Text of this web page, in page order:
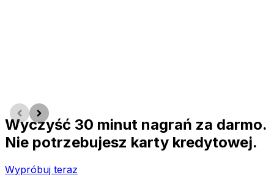
Wyczyść 30 minut nagrań za darmo.
Nie potrzebujesz karty kredytowej.
Wypróbuj teraz